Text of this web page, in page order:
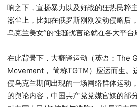
响之下，宣扬暴力以及好战的狂热民粹
嚣尘上，比如在俄罗斯刚刚发动侵略后
乌克兰美女”的性骚扰言论就在各大平台
在此背景下，大翻译运动（英语：The
Movement， 简称TGTM）应运而生。
侵乌克兰期间出现的一场网络群体运动
的舆论内容，中国共产党党媒官媒的部